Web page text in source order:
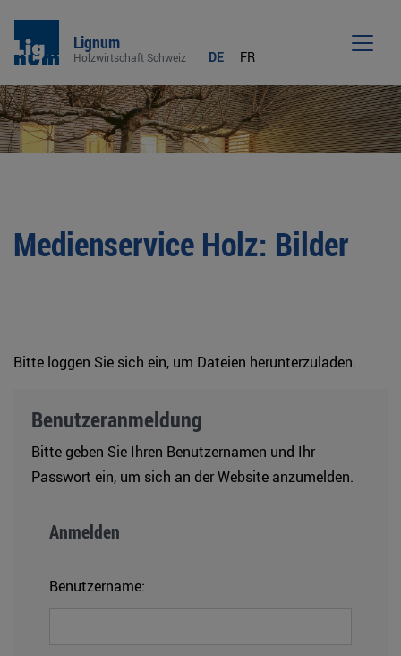
Lignum
Holzwirtschaft Schweiz DE FR
Medienservice Holz: Bilder
Bitte loggen Sie sich ein, um Dateien herunterzuladen.
Benutzeranmeldung
Bitte geben Sie Ihren Benutzernamen und Ihr
Passwort ein, um sich an der Website anzumelden.
Anmelden
Benutzername: